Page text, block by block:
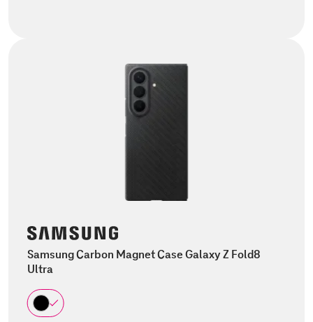
Samsung Carbon Magnet Case Galaxy Z Fold8
Ultra